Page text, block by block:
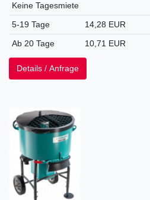
Keine Tagesmiete
5-19 Tage
14,28 EUR
Ab 20 Tage
10,71 EUR
Details / Anfrage